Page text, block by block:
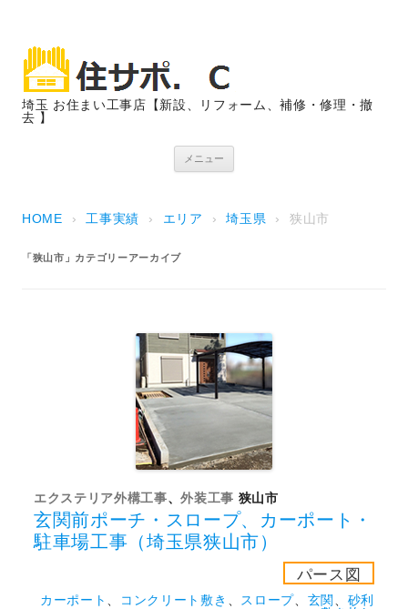
埼玉 お住まい工事店【新設、リフォーム、補修・修理・撤
去 】
メニュー
HOME › 工事実績 › エリア › 埼玉県 › 狭山市
「狭山市 」カテゴリーアーカイブ
エクステリア外構工事、外装工事 狭山市
玄関前ポーチ・スロープ、カーポート・
駐車場工事（埼玉県狭山市）
パース図
カーポート コンクリート敷き スロープ、 玄関
砂利